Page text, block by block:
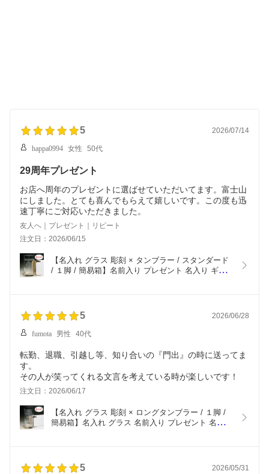
5 2026/07/14
happa0994 女性 50代
29周年プレゼント
お店へ周年のプレゼントに選ばせていただいてます。富士山
にしました。とても喜んでもらえて嬉しいです。この度も迅
速丁寧にご対応いただきました。
友人へ｜プレゼント｜リピート
注文日：2026/06/15
【名入れ グラス 彫刻 × タンブラー / スタンダード
/ １脚 / 簡易箱】名前入り プレゼント 名入り ギフ
5 2026/06/28
fumota 男性 40代
転勤、退職、引越し等、知り合いの『門出』の時に送ってま
す。
その人が笑ってくれる文言を考えている時が楽しいです！
注文日：2026/06/17
【名入れ グラス 彫刻 × ロングタンブラー / １脚 /
簡易箱】名入れ グラス 名前入り プレゼント 名入り
5 2026/05/31